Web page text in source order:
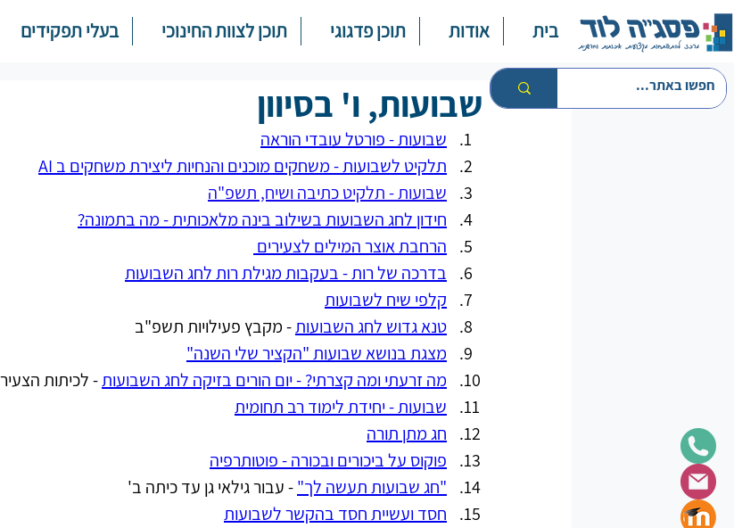
בית אודות תוכן פדגוגי תוכן לצוות החינוכי בעלי תפקידים
שבועות, ו' בסיוון
שבועות - פורטל עובדי הוראה
תלקיט לשבועות - משחקים מוכנים והנחיות ליצירת משחקים ב AI
שבועות - תלקיט כתיבה ושיח, תשפ"ה
חידון לחג השבועות בשילוב בינה מלאכותית - מה בתמונה?
הרחבת אוצר המילים לצעירים
בדרכה של רות - בעקבות מגילת רות לחג השבועות
קלפי שיח לשבועות
טנא גדוש לחג השבועות - מקבץ פעילויות תשפ"ב
מצגת בנושא שבועות "הקציר שלי השנה"
מה זרעתי ומה קצרתי? - יום הורים בזיקה לחג השבועות - לכיתות
שבועות - יחידת לימוד רב תחומית
חג מתן תורה
פוקוס על ביכורים ובכורה - פוטותרפיה
"חג שבועות תעשה לך" - עבור גילאי גן עד כיתה ב'
חסד ועשיית חסד בהקשר לשבועות